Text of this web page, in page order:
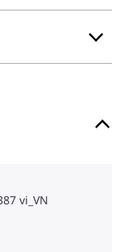
vi_VN